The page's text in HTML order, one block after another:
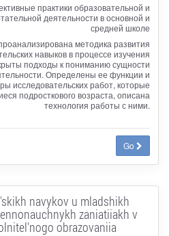
практики образовательной и
деятельности в основной и
средней школе
методика развития
навыков в процессе изучения
подходы к пониманию сущности
Определены ее функции и
исследовательских работ, которые
подросткового возраста, описана
технология работы с ними.
Go
navykov u mladshikh
zaniatiiakh v
obrazovaniia